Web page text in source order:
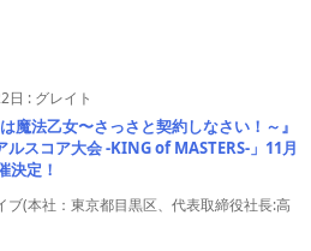
日 : グレイト
は魔法乙女〜さっさと契約しなさい！～』
ルスコア大会 -KING of MASTERS-」11月
決定！
ブ(本社：東京都目黒区、代表取締役社長:高